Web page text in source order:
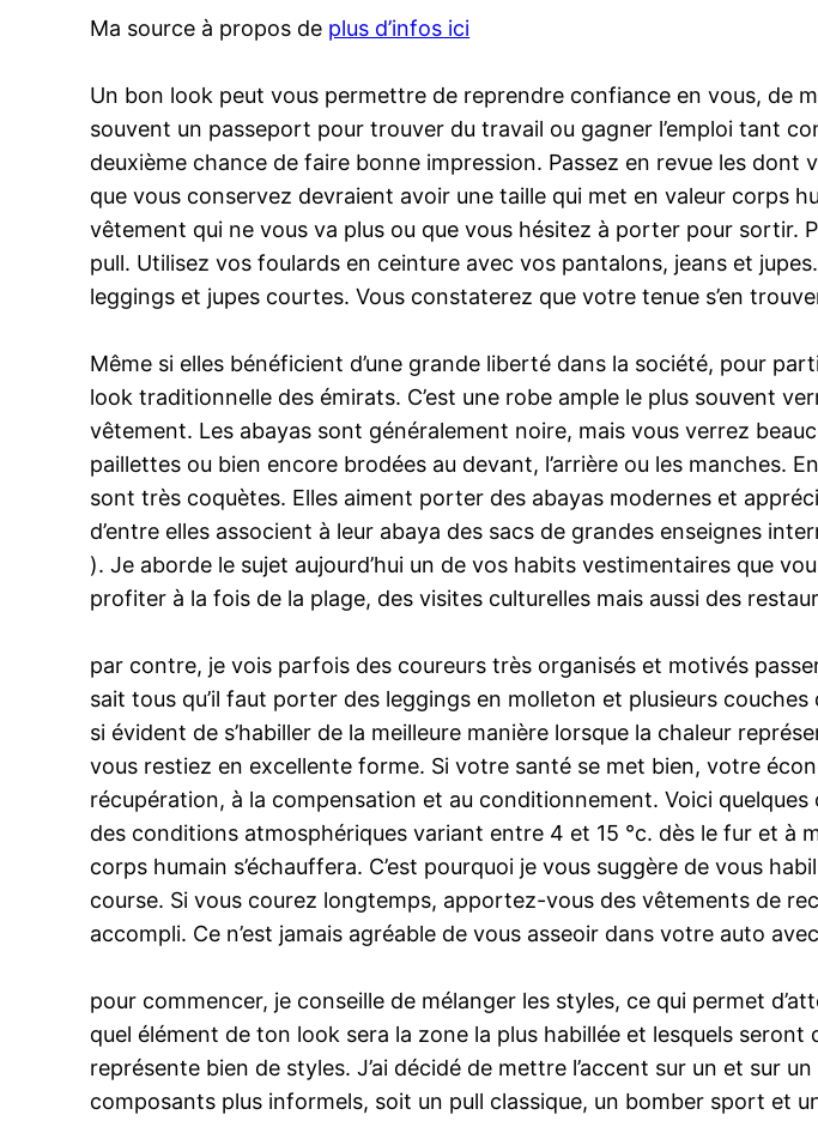
Ma source à propos de plus d’infos ici
Un bon look peut vous permettre de reprendre confiance en vous, de
souvent un passeport pour trouver du travail ou gagner l’emploi tant
deuxième chance de faire bonne impression. Passez en revue les
que vous conservez devraient avoir une taille qui met en valeur corps
vêtement qui ne vous va plus ou que vous hésitez à porter pour
pull. Utilisez vos foulards en ceinture avec vos pantalons, jeans et
leggings et jupes courtes. Vous constaterez que votre tenue s’en
Même si elles bénéficient d’une grande liberté dans la société, pour
look traditionnelle des émirats. C’est une robe ample le plus souvent
vêtement. Les abayas sont généralement noire, mais vous verrez
paillettes ou bien encore brodées au devant, l’arrière ou les manches.
sont très coquètes. Elles aiment porter des abayas modernes et
d’entre elles associent à leur abaya des sacs de grandes enseignes
). Je aborde le sujet aujourd’hui un de vos habits vestimentaires que
profiter à la fois de la plage, des visites culturelles mais aussi des
par contre, je vois parfois des coureurs très organisés et motivés
sait tous qu’il faut porter des leggings en molleton et plusieurs
si évident de s’habiller de la meilleure manière lorsque la chaleur
vous restiez en excellente forme. Si votre santé se met bien, votre
récupération, à la compensation et au conditionnement. Voici
des conditions atmosphériques variant entre 4 et 15 °c. dès le fur et à
corps humain s’échauffera. C’est pourquoi je vous suggère de vous
course. Si vous courez longtemps, apportez-vous des vêtements de
accompli. Ce n’est jamais agréable de vous asseoir dans votre auto
pour commencer, je conseille de mélanger les styles, ce qui permet
quel élément de ton look sera la zone la plus habillée et lesquels
représente bien de styles. J’ai décidé de mettre l’accent sur un et sur
composants plus informels, soit un pull classique, un bomber sport et